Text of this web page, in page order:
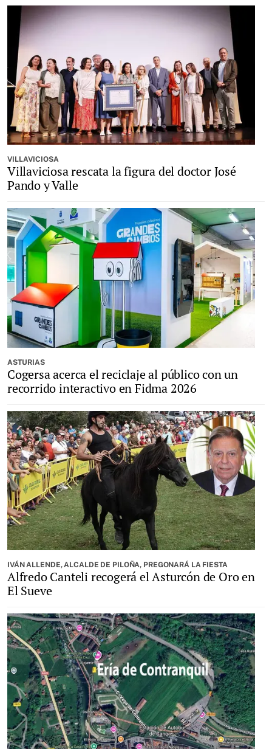
VILLAVICIOSA
Villaviciosa rescata la figura del doctor José
Pando y Valle
ASTURIAS
Cogersa acerca el reciclaje al público con un
recorrido interactivo en Fidma 2026
IVÁN ALLENDE, ALCALDE DE PILOÑA, PREGONARÁ LA FIESTA
Alfredo Canteli recogerá el Asturcón de Oro en
El Sueve